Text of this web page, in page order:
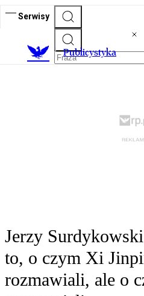
Serwisy
Publicystyka
Jerzy
to, o czym Xi
rozmawiali, ale o